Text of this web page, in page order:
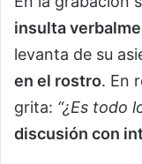
insulta
levanta de su
en el rostro. En
grita: “¿Es todo
discusión con